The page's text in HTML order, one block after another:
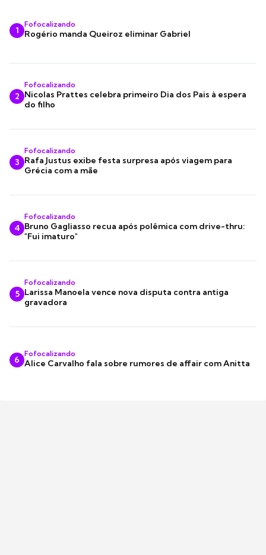
1
Fofocalizando
Rogério manda Queiroz eliminar Gabriel
2
Fofocalizando
Nicolas Prattes celebra primeiro Dia dos Pais à espera
do filho
3
Fofocalizando
Rafa Justus exibe festa surpresa após viagem para
Grécia com a mãe
4
Fofocalizando
Bruno Gagliasso recua após polêmica com drive-thru:
"Fui imaturo"
5
Fofocalizando
Larissa Manoela vence nova disputa contra antiga
gravadora
6
Fofocalizando
Alice Carvalho fala sobre rumores de affair com Anitta